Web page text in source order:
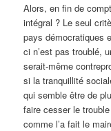
Alors, en fin de
intégral ? Le seul
pays démocratiques
ci n’est pas troublé,
serait-même
si la tranquillité
qui semble être de
faire cesser le
comme l’a fait le